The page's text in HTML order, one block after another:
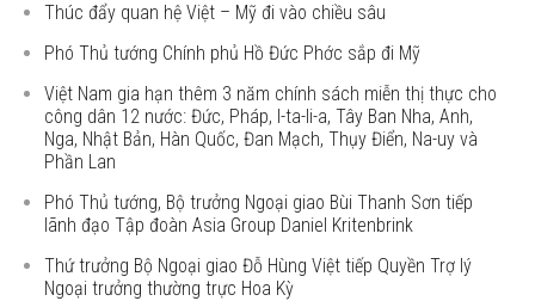
Thúc đẩy quan hệ Việt – Mỹ đi vào chiều sâu
Phó Thủ tướng Chính phủ Hồ Đức Phớc sắp đi Mỹ
Việt Nam gia hạn thêm 3 năm chính sách miễn thị thực cho
công dân 12 nước: Đức, Pháp, I-ta-li-a, Tây Ban Nha, Anh,
Nga, Nhật Bản, Hàn Quốc, Đan Mạch, Thụy Điển, Na-uy và
Phần Lan
Phó Thủ tướng, Bộ trưởng Ngoại giao Bùi Thanh Sơn tiếp
lãnh đạo Tập đoàn Asia Group Daniel Kritenbrink
Thứ trưởng Bộ Ngoại giao Đỗ Hùng Việt tiếp Quyền Trợ lý
Ngoại trưởng thường trực Hoa Kỳ